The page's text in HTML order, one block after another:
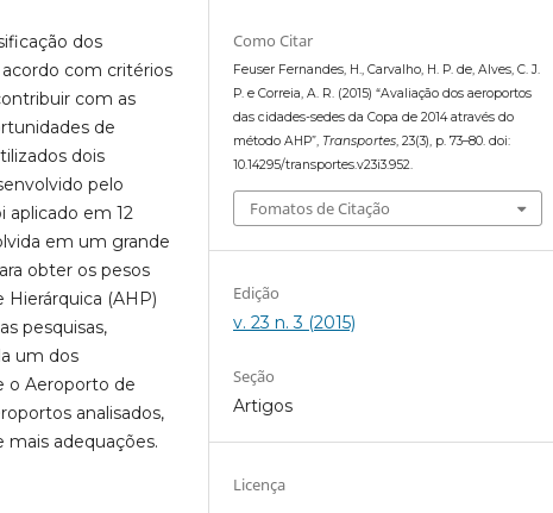
dos
acordo com critérios
com as
de
dois
pelo
aplicado em 12
em um grande
obter os pesos
Hierárquica (AHP)
pesquisas,
um dos
o Aeroporto de
analisados,
adequações.
Como Citar
Feuser Fernandes, H., Carvalho, H. P. de, Alves, C. J.
P. e Correia, A. R. (2015) “Avaliação dos aeroportos
das cidades-sedes da Copa de 2014 através do
método AHP”, Transportes, 23(3), p. 73–80. doi:
10.14295/transportes.v23i3.952.
Fomatos de Citação
Edição
v. 23 n. 3 (2015)
Seção
Artigos
Licença